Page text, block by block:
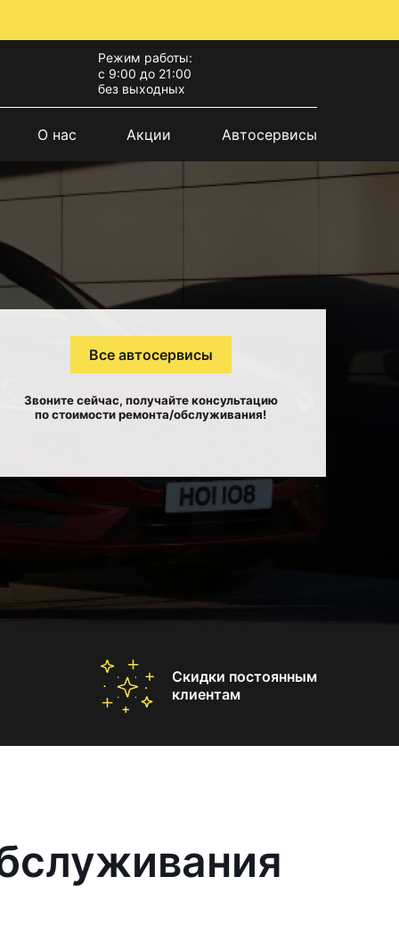
Режим работы:
с 9:00 до 21:00
без выходных
О нас Акции Автосервисы
Все автосервисы
Звоните сейчас, получайте консультацию
по стоимости ремонта/обслуживания!
Скидки постоянным
клиентам